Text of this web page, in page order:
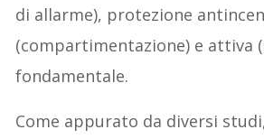
di allarme), protezione
(compartimentazione) e attiva
fondamentale.
Come appurato da diversi